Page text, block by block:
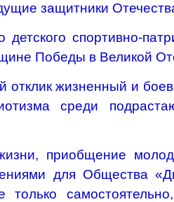
защитники
спортивно-
Победы в Великой
жизненный и
среди
приобщение
для Общества